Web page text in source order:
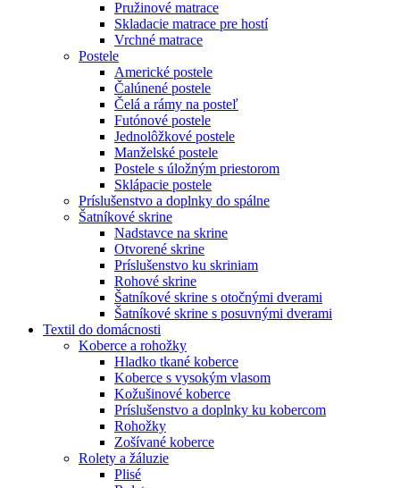
Pružinové matrace
Skladacie matrace pre hostí
Vrchné matrace
Postele
Americké postele
Čalúnené postele
Čelá a rámy na posteľ
Futónové postele
Jednolôžkové postele
Manželské postele
Postele s úložným priestorom
Sklápacie postele
Príslušenstvo a doplnky do spálne
Šatníkové skrine
Nadstavce na skrine
Otvorené skrine
Príslušenstvo ku skriniam
Rohové skrine
Šatníkové skrine s otočnými dverami
Šatníkové skrine s posuvnými dverami
Textil do domácnosti
Koberce a rohožky
Hladko tkané koberce
Koberce s vysokým vlasom
Kožušinové koberce
Príslušenstvo a doplnky ku kobercom
Rohožky
Zošívané koberce
Rolety a žáluzie
Plisé